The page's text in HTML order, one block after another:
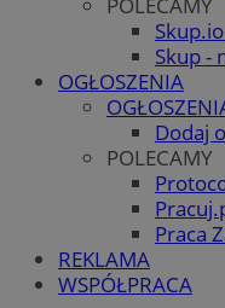
Skup -
OGŁOSZENIA
Dodaj
POLECAMY
Praca
REKLAMA
WSPÓŁPRACA